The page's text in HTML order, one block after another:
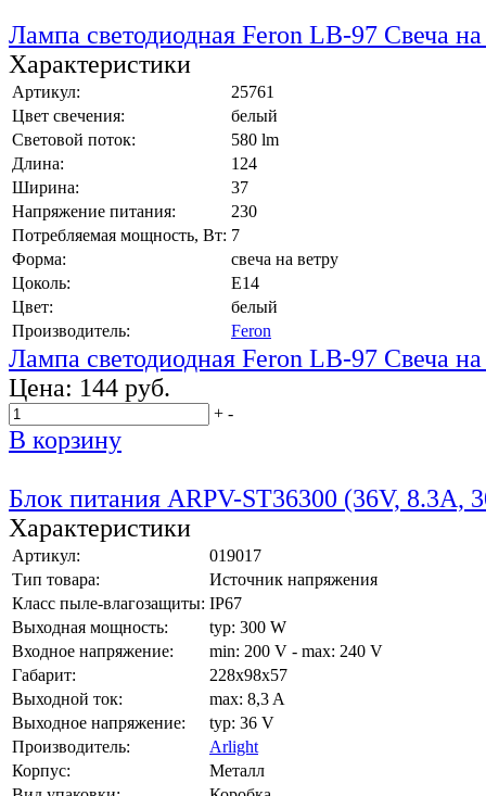
Лампа светодиодная Feron LB-97 Свеча
Характеристики
Артикул:
25761
Цвет свечения:
белый
Световой поток:
580 lm
Длина:
124
Ширина:
37
Напряжение питания:
230
Потребляемая мощность, Вт: 7
Форма:
свеча на ветру
Цоколь:
E14
Цвет:
белый
Производитель:
Feron
Лампа светодиодная Feron LB-97 Свеча
Цена: 144 руб.
+ -
В корзину
Блок питания ARPV-ST36300 (36V, 8.3A,
Характеристики
Артикул:
019017
Тип товара:
Источник напряжения
Класс пыле-влагозащиты: IP67
Выходная мощность:
typ: 300 W
Входное напряжение:
min: 200 V - max: 240 V
Габарит:
228x98x57
Выходной ток:
max: 8,3 A
Выходное напряжение:
typ: 36 V
Производитель:
Arlight
Корпус:
Металл